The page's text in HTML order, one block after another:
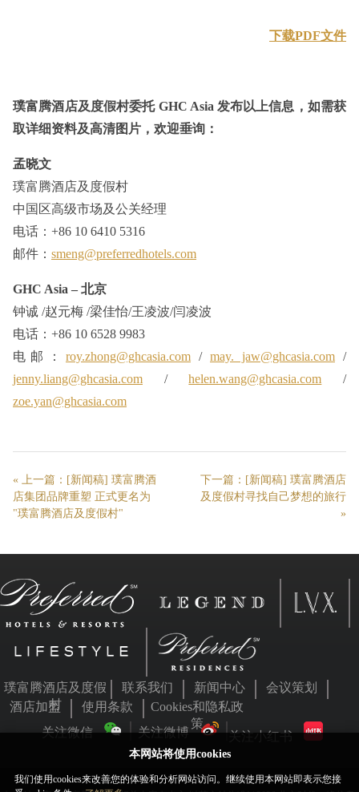
本网站将使用cookies
我们使用cookies来改善您的体验和分析网站访问。继续使用本网站即表示您接
下载PDF文件
璞富腾酒店及度假村委托 GHC Asia 发布以上信息，如需获
取详细资料及高清图片，欢迎垂询：
孟晓文
璞富腾酒店及度假村
中国区高级市场及公关经理
电话：+86 10 6410 5316
邮件： smeng@preferredhotels.com
GHC Asia – 北京
钟诚 /赵元梅 /梁佳怡/王凌波/闫凌波
电话：+86 10 6528 9983
电邮： roy.zhong@ghcasia.com / may. jaw@ghcasia.com /
jenny.liang@ghcasia.com /helen.wang@ghcasia.com /
zoe.yan@ghcasia.com
« 上一篇： [新闻稿] 璞富腾酒
店集团品牌重塑 正式更名为
"璞富腾酒店及度假村"
下一篇： [新闻稿] 璞富腾酒店
及度假村寻找自己梦想的旅行
»
璞富腾酒店及度假
村
联系我们 新闻中心
会议策划
酒店加盟
使用条款
Cookies和隐私政
策
关注微信 关注微博 关注小红书